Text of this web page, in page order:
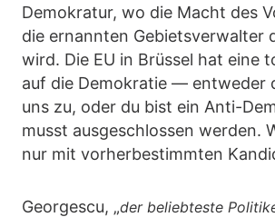
Demokratur, wo die Macht des
die ernannten Gebietsverwalter
wird. Die EU in Brüssel hat eine
auf die Demokratie — entweder
uns zu, oder du bist ein Anti-
musst ausgeschlossen werden.
nur mit vorherbestimmten
Georgescu, „der beliebteste